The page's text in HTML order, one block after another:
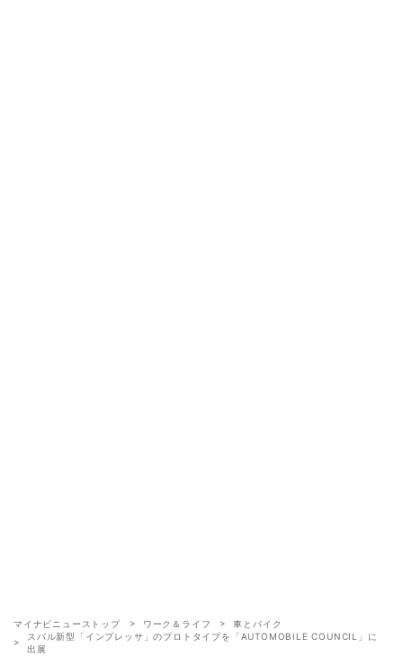
マイナビニューストップ ワーク＆ライフ
車とバイク
スバル新型「インプレッサ」のプロトタイプを「AUTOMOBILE COUNCIL」に
出展